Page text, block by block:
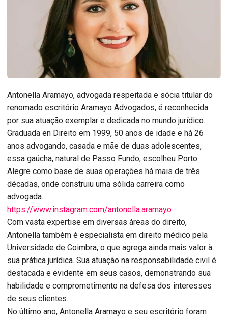
Antonella Aramayo, advogada respeitada e sócia titular do
renomado escritório Aramayo Advogados, é reconhecida
por sua atuação exemplar e dedicada no mundo jurídico.
Graduada en Direito em 1999, 50 anos de idade e há 26
anos advogando, casada e mãe de duas adolescentes,
essa gaúcha, natural de Passo Fundo, escolheu Porto
Alegre como base de suas operações há mais de três
décadas, onde construiu uma sólida carreira como
advogada.
https://www.instagram.com/antonella.aramayo
Com vasta expertise em diversas áreas do direito,
Antonella também é especialista em direito médico pela
Universidade de Coimbra, o que agrega ainda mais valor à
sua prática jurídica. Sua atuação na responsabilidade civil é
destacada e evidente em seus casos, demonstrando sua
habilidade e comprometimento na defesa dos interesses
de seus clientes.
No último ano, Antonella Aramayo e seu escritório foram